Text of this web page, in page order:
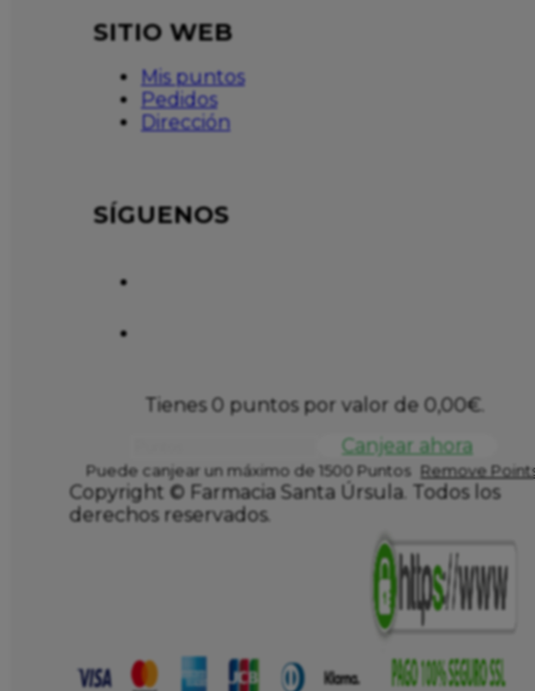
SITIO WEB
Mis puntos
Pedidos
Dirección
SÍGUENOS
Tienes 0 puntos por valor de 0,00€.
Canjear ahora
Puede canjear un máximo de 1500 Puntos Remove
Copyright © Farmacia Santa Úrsula. Todos los
derechos reservados.